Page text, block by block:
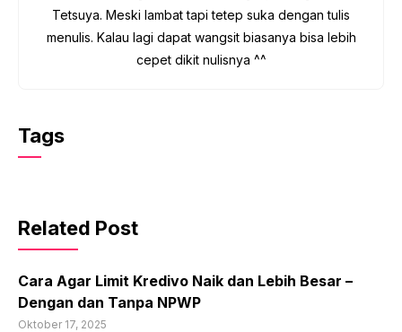
Tetsuya. Meski lambat tapi tetep suka dengan tulis
menulis. Kalau lagi dapat wangsit biasanya bisa lebih
cepet dikit nulisnya ^^
Tags
Related Post
Cara Agar Limit Kredivo Naik dan Lebih Besar –
Dengan dan Tanpa NPWP
Oktober 17, 2025